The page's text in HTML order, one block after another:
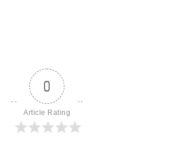
0
Article Rating